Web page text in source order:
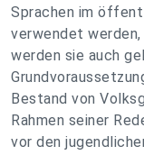
Sprachen im
verwendet werden,
werden sie auch
Bestand von
Rahmen seiner
vor den